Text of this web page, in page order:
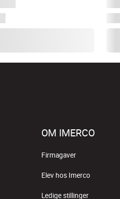
OM IMERCO
Firmagaver
Elev hos Imerco
Ledige stillinger